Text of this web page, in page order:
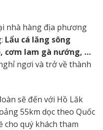
nhà hàng địa phương
Lẩu cá lăng sông
cơm lam gà nướng, …
ngơi và trở về thành
sẽ đến với Hồ Lăk
55km dọc theo Quốc
cho quý khách tham